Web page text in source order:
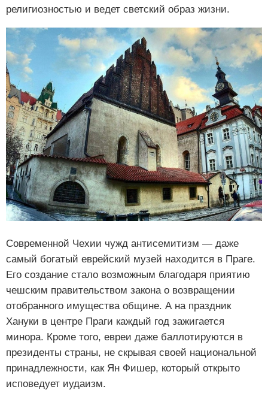
религиозностью и ведет светский образ жизни.
Современной Чехии чужд антисемитизм — даже
самый богатый еврейский музей находится в Праге.
Его создание стало возможным благодаря приятию
чешским правительством закона о возвращении
отобранного имущества общине. А на праздник
Хануки в центре Праги каждый год зажигается
минора. Кроме того, евреи даже баллотируются в
президенты страны, не скрывая своей национальной
принадлежности, как Ян Фишер, который открыто
исповедует иудаизм.